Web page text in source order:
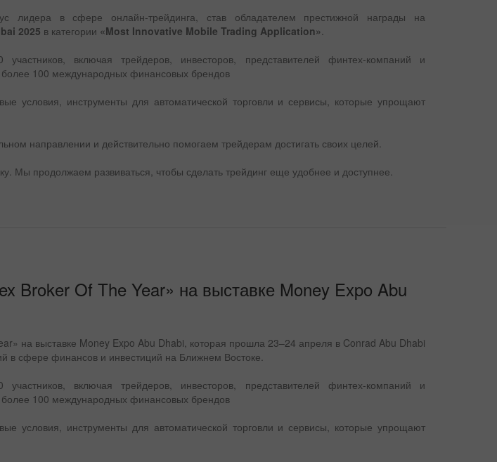
лидера в сфере онлайн-трейдинга, став обладателем престижной награды на
2025 в категории «Most Innovative Mobile Trading Application».
включая трейдеров, инвесторов, представителей финтех-компаний и
более 100 международных финансовых брендов
условия, инструменты для автоматической торговли и сервисы, которые упрощают
направлении и действительно помогаем трейдерам достигать своих целей.
Мы продолжаем развиваться, чтобы сделать трейдинг еще удобнее и доступнее.
Broker Of The Year» на выставке Money Expo Abu
на выставке Money Expo Abu Dhabi, которая прошла 23–24 апреля в Conrad Abu Dhabi
в сфере финансов и инвестиций на Ближнем Востоке.
включая трейдеров, инвесторов, представителей финтех-компаний и
более 100 международных финансовых брендов
условия, инструменты для автоматической торговли и сервисы, которые упрощают